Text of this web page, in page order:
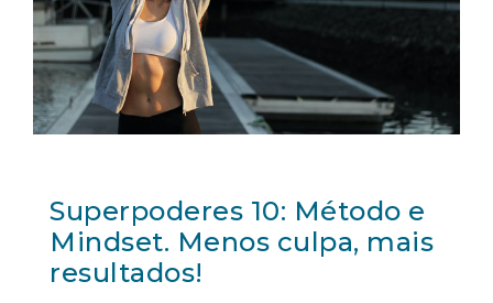
Superpoderes 10: Método e
Mindset. Menos culpa, mais
resultados!